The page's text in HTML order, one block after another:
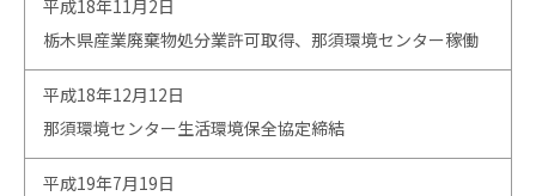
平成18年11月2日
栃木県産業廃棄物処分業許可取得、那須環境センター稼働
平成18年12月12日
那須環境センター生活環境保全協定締結
平成19年7月19日